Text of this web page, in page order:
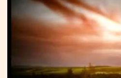
Бүртгүүлэх
Бизнес
хөгжил
Leaderships
forum
ФОТО
УРЛАГ